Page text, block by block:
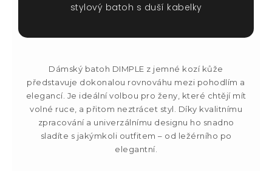
stylový batoh s duší kabelky
Dámský batoh DIMPLE z jemné kozí kůže
představuje dokonalou rovnováhu mezi pohodlím a
elegancí. Je ideální volbou pro ženy, které chtějí mít
volné ruce, a přitom neztrácet styl. Díky kvalitnímu
zpracování a univerzálnímu designu ho snadno
sladíte s jakýmkoli outfitem – od ležérního po
elegantní.